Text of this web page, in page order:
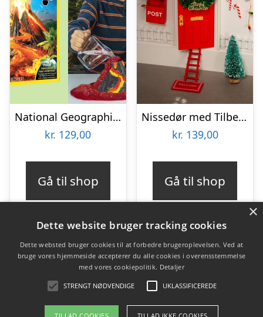
National Geographic Build Your Own Volcano
kr. 129,00
Gå til shop
Nissedør med Tilbehør
kr. 139,00
Gå til shop
Varekategorier
Produkter
×
Dette website bruger tracking cookies
Dette websted bruger cookies til at forbedre brugeroplevelsen. Ved at
bruge vores hjemmeside accepterer du alle cookies i overensstemmelse
med vores cookiepolitik. Detaljer
STRENGT NØDVENDIGE UKLASSIFICEREDE